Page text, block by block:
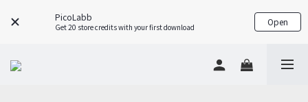
PicoLabb
Get 20 store credits with your first download Open